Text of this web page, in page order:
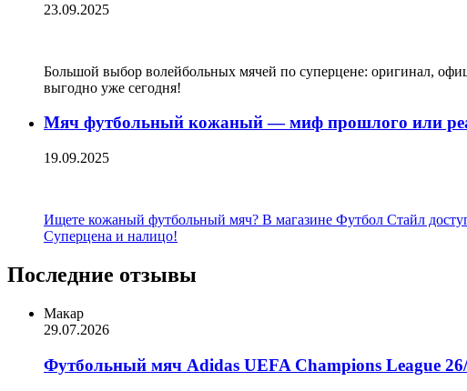
23.09.2025
Большой выбор волейбольных мячей по суперцене: оригинал,
выгодно уже сегодня!
Мяч футбольный кожаный — миф прошлого или
19.09.2025
Ищете кожаный футбольный мяч? В магазине Футбол Стайл
Суперцена и налицо!
Последние отзывы
Макар
29.07.2026
Футбольный мяч Adidas UEFA Champions League